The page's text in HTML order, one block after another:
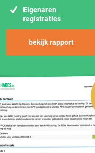
Eigenaren
registraties
bekijk rapport